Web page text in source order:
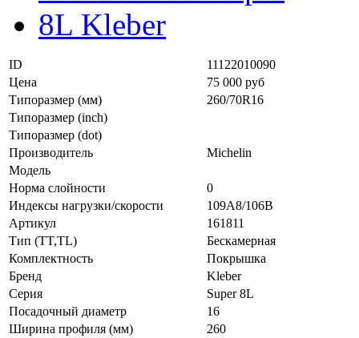
ID
11122010090
Цена
75 000 руб
Типоразмер (мм)
260/70R16
Типоразмер (inch)
Типоразмер (dot)
Производитель
Michelin
Модель
Норма слойности
0
Индексы нагрузки/скорости
109A8/106B
Артикул
161811
Тип (TT,TL)
Бескамерная
Комплектность
Покрышка
Бренд
Kleber
Серия
Super 8L
Посадочный диаметр
16
Ширина профиля (мм)
260